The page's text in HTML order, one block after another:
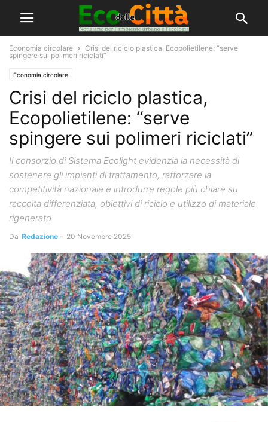
Economia circolare
Crisi del riciclo plastica, Ecopolietilene: “serve
spingere sui polimeri riciclati”
Economia circolare
Crisi del riciclo plastica,
Ecopolietilene: “serve
spingere sui polimeri riciclati”
Il consorzio di Sistema Ecolight evidenzia la necessità di
sostenere gli impianti di trattamento, rafforzare la
competitività nazionale e introdurre regole più chiare su
raccolta differenziata, obiettivi di riciclo e utilizzo di materiale
rigenerato
Da Redazione - 20 Novembre 2025